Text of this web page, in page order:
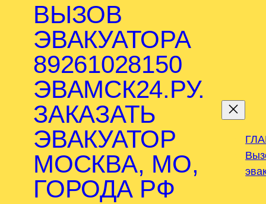
ВЫЗОВ
ЭВАКУАТОРА
89261028150
ЭВАМСК24.РУ.
ЗАКАЗАТЬ
ЭВАКУАТОР
МОСКВА, МО,
ГОРОДА РФ